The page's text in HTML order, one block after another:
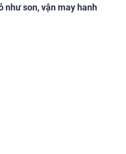
như son, vận may hanh